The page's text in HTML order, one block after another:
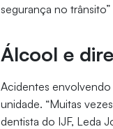
segurança no
Álcool e
Acidentes
unidade. “Muitas
dentista do IJF, Leda